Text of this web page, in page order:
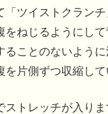
「ツイストクランチ
をねじるようにし
ることのないように
を片側ずつ収縮し
ストレッチが入りま